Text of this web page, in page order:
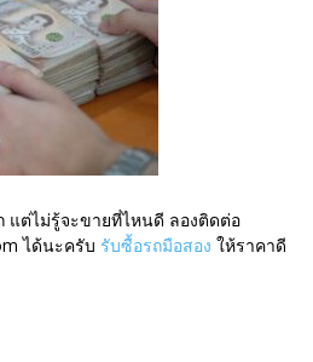
ต่ไม่รู้จะขายที่ไหนดี ลองติดต่อ
ได้นะครับ รับซื้อรถมือสอง ให้ราคาดี